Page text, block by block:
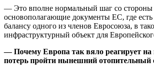
— Это вполне нормальный шаг со стороны
основополагающие документы ЕС, где есть
балансу одного из членов Евросоюза, в
инфраструктурный объект для
— Почему Европа так вяло реагирует
потерь пройти нынешний отопительный